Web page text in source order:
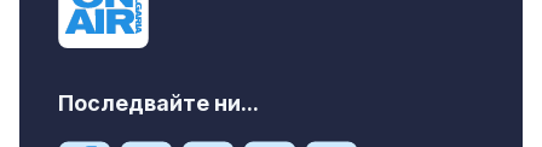
Последвайте ни...